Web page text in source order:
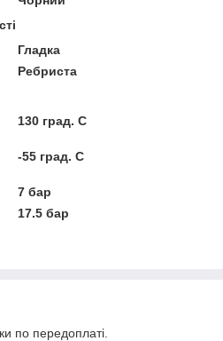
Гладка
Ребриста
130 град. C
-55 град. C
7 бар
17.5 бар
по передоплаті.